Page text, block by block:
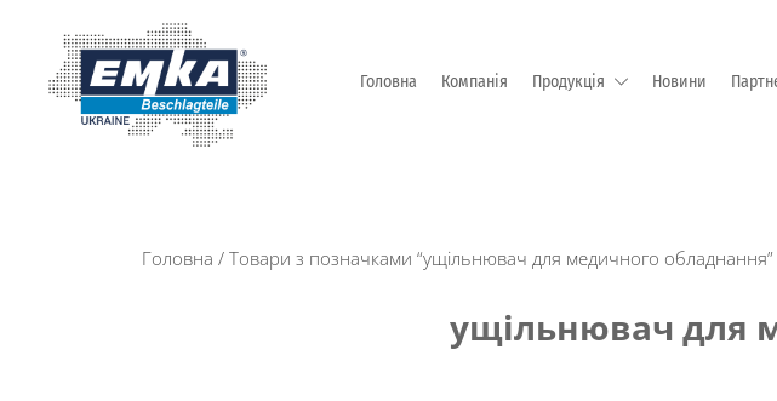
Головна Компанія Продукція Новини
Головна / Товари з позначками “ущільнювач для медичного обладнання”
ущільнювач для